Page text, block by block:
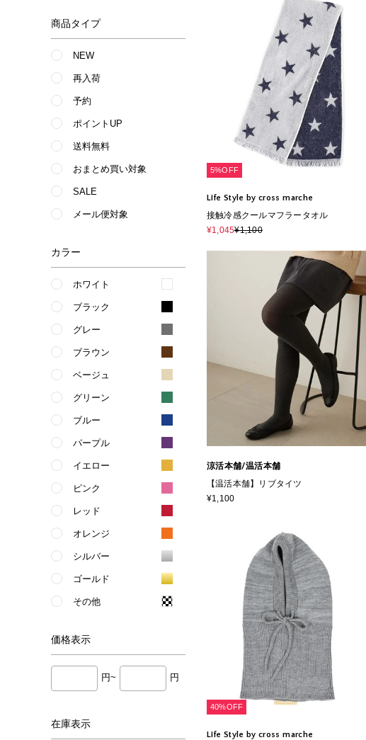
商品タイプ
NEW
再入荷
予約
ポイントUP
送料無料
おまとめ買い対象
SALE
メール便対象
カラー
ホワイト
ブラック
グレー
ブラウン
ベージュ
グリーン
ブルー
パープル
イエロー
ピンク
レッド
オレンジ
シルバー
ゴールド
その他
価格表示
円~ 円
在庫表示
5%OFF
Life Style by cross marche
接触冷感クールマフラータオル
¥1,045¥1,100
涼活本舗/温活本舗
【温活本舗】リブタイツ
¥1,100
40%OFF
Life Style by cross marche